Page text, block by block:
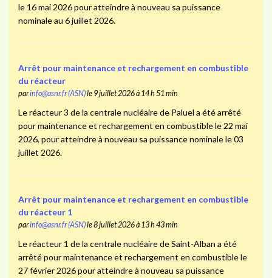
le 16 mai 2026 pour atteindre à nouveau sa puissance
nominale au 6 juillet 2026.
Arrêt pour maintenance et rechargement en combustible
du réacteur
parinfo@asnr.fr (ASN)le 9 juillet 2026 à 14 h 51 min
Le réacteur 3 de la centrale nucléaire de Paluel a été arrêté
pour maintenance et rechargement en combustible le 22 mai
2026, pour atteindre à nouveau sa puissance nominale le 03
juillet 2026.
Arrêt pour maintenance et rechargement en combustible
du réacteur 1
parinfo@asnr.fr (ASN)le 8 juillet 2026 à 13 h 43 min
Le réacteur 1 de la centrale nucléaire de Saint-Alban a été
arrêté pour maintenance et rechargement en combustible le
27 février 2026 pour atteindre à nouveau sa puissance